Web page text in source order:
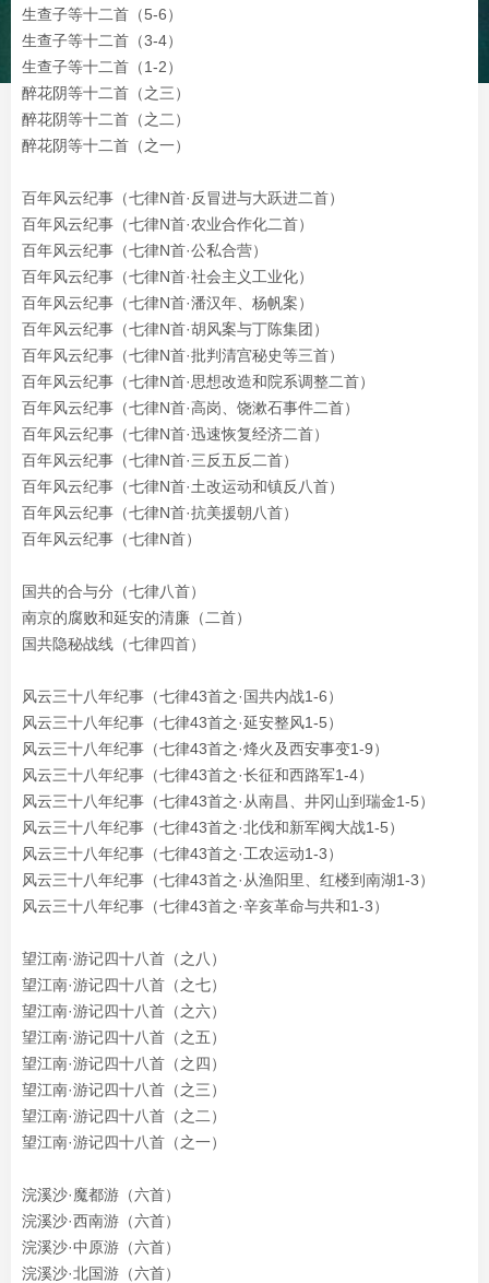
生查子等十二首（5-6）
生查子等十二首（3-4）
生查子等十二首（1-2）
醉花阴等十二首（之三）
醉花阴等十二首（之二）
醉花阴等十二首（之一）
百年风云纪事（七律N首· 反冒进与大跃进二首）
百年风云纪事（七律N首·农业合作化二首）
百年风云纪事（七律N首·公私合营）
百年风云纪事（七律N首·社会主义工业化）
百年风云纪事（七律N首·潘汉年、杨帆案）
百年风云纪事（七律N首·胡风案与丁陈集团）
百年风云纪事（七律N首·批判清宫秘史等三首）
百年风云纪事（七律N首·思想改造和院系调整二首）
百年风云纪事（七律N首·高岗、饶漱石事件二首）
百年风云纪事 （七律N首·迅速恢复经济二首）
百年风云纪事（七律N首·三反五反二首）
百年风云纪事（七律N首·土改运动和镇反八首）
百年风云纪事（七律N首·抗美援朝八首）
百年风云纪事（七律N首）
国共的合与分（七律八首）
南京的腐败和延安的清廉（二首）
国共隐秘战线（七律四首）
风云三十八年纪事（七律43首之·国共内战1-6）
风云三十八年纪事（七律43首之·延安整风1-5）
风云三十八年纪事（七律43首之·烽火及西安事变1-9）
风云三十八年纪事（七律43首之·长征和西路军1-4）
风云三十八年纪事（七律43首之·从南昌、井冈山到瑞金1-5）
风云三十八年纪事（七律43首之·北伐和新军阀大战1-5）
风云三十八年纪事（七律43首之·工农运动1-3）
风云三十八年纪事（七律43首之·从渔阳里、红楼到南湖1-3）
风云三十八年纪事（七律43首之·辛亥革命与共和1-3）
望江南·游记四十八首（之八）
望江南·游记四十八首（之七）
望江南·游记四十八首（之六）
望江南·游记四十八首（之五）
望江南·游记四十八首（之四）
望江南·游记四十八首（之三）
望江南·游记四十八首（之二）
望江南·游记四十八首（之一）
浣溪沙·魔都游（六首）
浣溪沙·西南游（六首）
浣溪沙·中原游（六首）
浣溪沙·北国游（六首）